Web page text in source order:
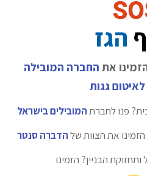
את החברה המובילה
גגות
פנו לחברתהמובילים בישראל
את הצוות שלהדברה סנטר
הבניין? הזמינו